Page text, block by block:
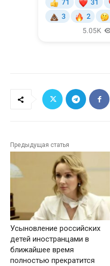
Предыдущая статья
Усыновление российских
детей иностранцами в
ближайшее время
полностью прекратится